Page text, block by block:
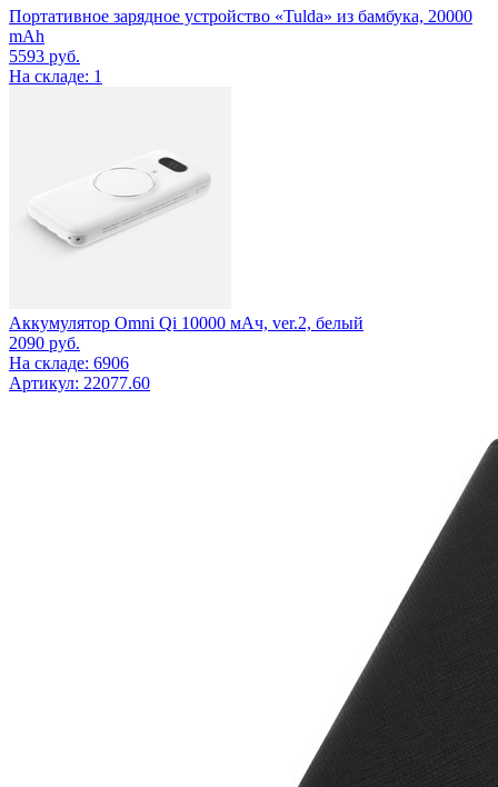
Портативное зарядное устройство «Tulda» из бамбука, 20000
mAh
5593 руб.
На складе: 1
Аккумулятор Omni Qi 10000 мАч, ver.2, белый
2090 руб.
На складе: 6906
Артикул: 22077.60